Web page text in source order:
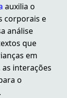
auxilia o
corporais e
análise
que
em
interações
o